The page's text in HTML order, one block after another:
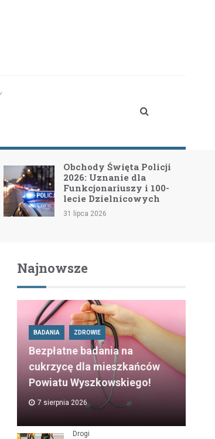
Obchody Święta Policji
2026: Uznanie dla
Funkcjonariuszy i 100-
lecie Dzielnicowych
31 lipca 2026
Najnowsze
BADANIA ZDROWIE
Bezpłatne badania na
cukrzycę dla mieszkańców
Powiatu Wyszkowskiego!
7 sierpnia 2026
Drogi